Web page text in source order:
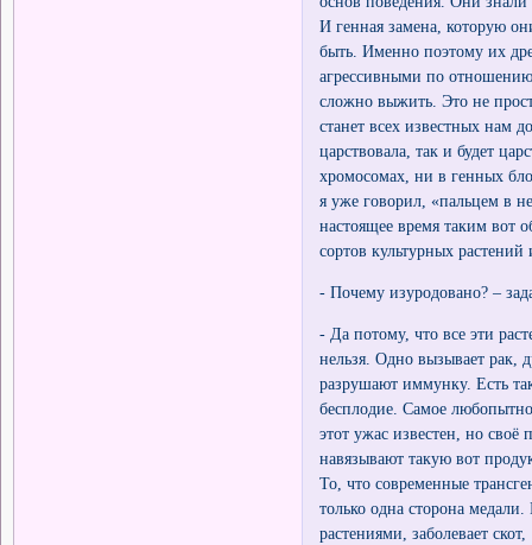
И генная замена, которую
быть. Именно поэтому их
агрессивными по
сложно выжить. Это не
станет всех известных
царствовала, так и будет
хромосомах, ни в генных
я уже говорил, «пальцем в
настоящее время таким вот
сортов культурных
- Почему изуродовано? –
- Да потому, что все эти
нельзя. Одно вызывает рак,
разрушают иммунку. Есть
бесплодие. Самое
этот ужас известен, но
навязывают такую вот
То, что современные
только одна сторона
растениями, заболевает скот,